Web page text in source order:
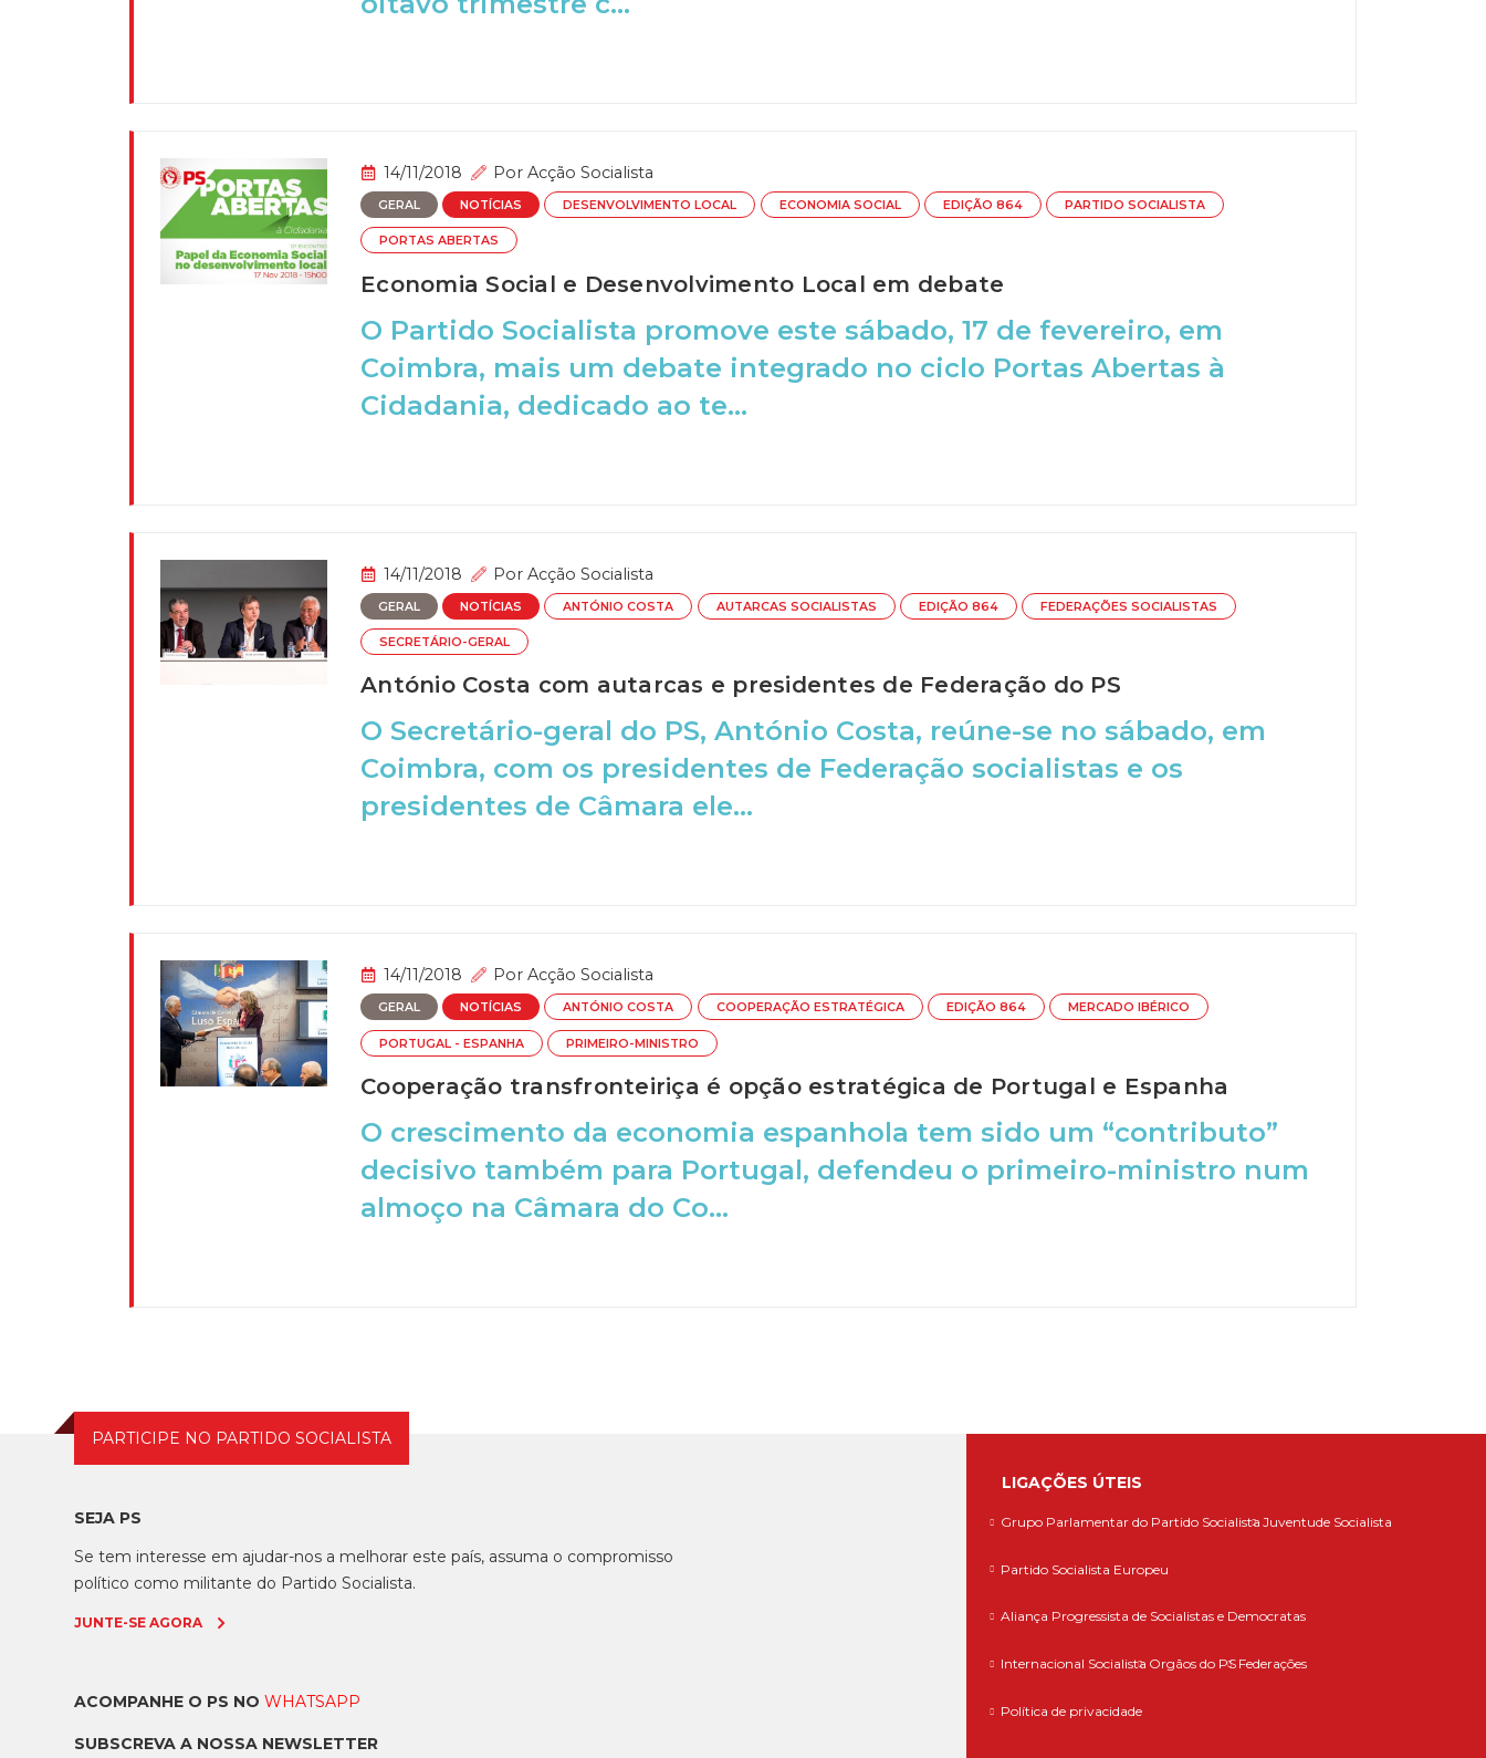
14/11/2018 Por Acção Socialista
GERAL NOTÍCIAS DESENVOLVIMENTO LOCAL ECONOMIA SOCIAL EDIÇÃO 864 PARTIDO SOCIALISTA
PORTAS ABERTAS
Economia Social e Desenvolvimento Local em debate
O Partido Socialista promove este sábado, 17 de fevereiro, em
Coimbra, mais um debate integrado no ciclo Portas Abertas à
Cidadania, dedicado ao te...
14/11/2018 Por Acção Socialista
GERAL NOTÍCIAS ANTÓNIO COSTA AUTARCAS SOCIALISTAS EDIÇÃO 864 FEDERAÇÕES SOCIALISTAS
SECRETÁRIO-GERAL
António Costa com autarcas e presidentes de Federação do PS
O Secretário-geral do PS, António Costa, reúne-se no sábado, em
Coimbra, com os presidentes de Federação socialistas e os
presidentes de Câmara ele...
14/11/2018 Por Acção Socialista
GERAL NOTÍCIAS ANTÓNIO COSTA COOPERAÇÃO ESTRATÉGICA EDIÇÃO 864 MERCADO IBÉRICO
PORTUGAL - ESPANHA PRIMEIRO-MINISTRO
Cooperação transfronteiriça é opção estratégica de Portugal e Espanha
O crescimento da economia espanhola tem sido um “contributo”
decisivo também para Portugal, defendeu o primeiro-ministro num
almoço na Câmara do Co...
PARTICIPE NO PARTIDO SOCIALISTA
SEJA PS
Se tem interesse em ajudar-nos a melhorar este país, assuma o compromisso
político como militante do Partido Socialista.
JUNTE-SE AGORA
ACOMPANHE O PS NOWHATSAPP
SUBSCREVA A NOSSA NEWSLETTER
LIGAÇÕES ÚTEIS
Grupo Parlamentar do Partido Socialista Juventude Socialista
Partido Socialista Europeu
Aliança Progressista de Socialistas e Democratas
Internacional Socialista Orgãos do PS Federações
Política de privacidade